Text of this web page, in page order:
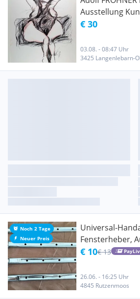
Ausstellung
Plakat zur
€ 30
03.08. - 08:47 Uhr
3425 Langenlebarn-
Noch 2 Tage
Neuer Preis
Universal-
Fensterheber,
Gewächshaus
€ 10€ 13
26.06. - 16:25 Uhr
4845 Rutzenmoos